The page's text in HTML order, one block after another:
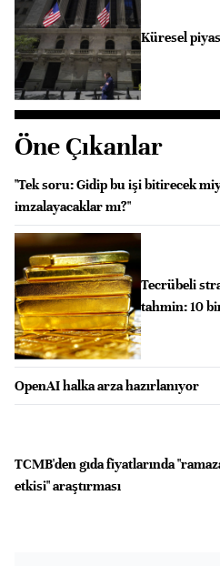
Küresel
Öne Çıkanlar
"Tek soru: Gidip bu işi bitirecek
imzalayacaklar mı?"
Tecrübeli
tahmin: 10
OpenAI halka arza hazırlanıyor
TCMB'den gıda fiyatlarında
etkisi" araştırması